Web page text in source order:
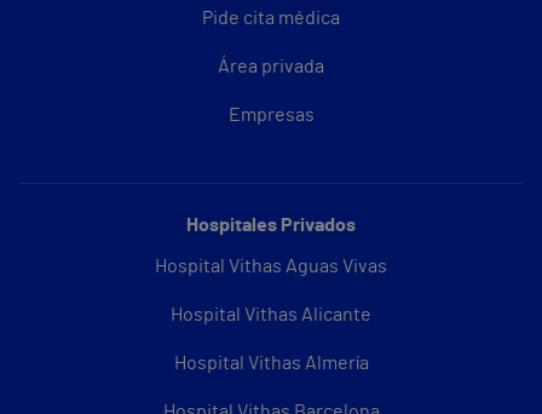
Pide cita médica
Área privada
Empresas
Hospitales Privados
Hospital Vithas Aguas Vivas
Hospital Vithas Alicante
Hospital Vithas Almería